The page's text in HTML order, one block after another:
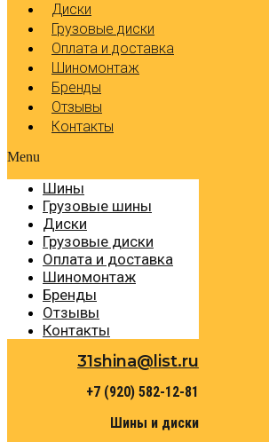
Диски
Грузовые диски
Оплата и доставка
Шиномонтаж
Бренды
Отзывы
Контакты
Menu
Шины
Грузовые шины
Диски
Грузовые диски
Оплата и доставка
Шиномонтаж
Бренды
Отзывы
Контакты
31shina@list.ru
+7 (920) 582-12-81
Шины и диски